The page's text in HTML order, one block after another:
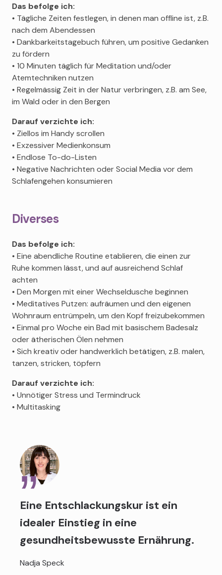
Das befolge ich:
• Tägliche Zeiten festlegen, in denen man offline ist, z.B.
nach dem Abendessen
• Dankbarkeitstagebuch führen, um positive Gedanken
zu fördern
• 10 Minuten täglich für Meditation und/oder
Atemtechniken nutzen
• Regelmässig Zeit in der Natur verbringen, z.B. am See,
im Wald oder in den Bergen
Darauf verzichte ich:
• Ziellos im Handy scrollen
• Exzessiver Medienkonsum
• Endlose To-do-Listen
• Negative Nachrichten oder Social Media vor dem
Schlafengehen konsumieren
Diverses
Das befolge ich:
• Eine abendliche Routine etablieren, die einen zur
Ruhe kommen lässt, und auf ausreichend Schlaf
achten
• Den Morgen mit einer Wechseldusche beginnen
• Meditatives Putzen: aufräumen und den eigenen
Wohnraum entrümpeln, um den Kopf freizubekommen
• Einmal pro Woche ein Bad mit basischem Badesalz
oder ätherischen Ölen nehmen
• Sich kreativ oder handwerklich betätigen, z.B. malen,
tanzen, stricken, töpfern
Darauf verzichte ich:
• Unnötiger Stress und Termindruck
• Multitasking
Eine Entschlackungskur ist ein
idealer Einstieg in eine
gesundheitsbewusste Ernährung.
Nadja Speck